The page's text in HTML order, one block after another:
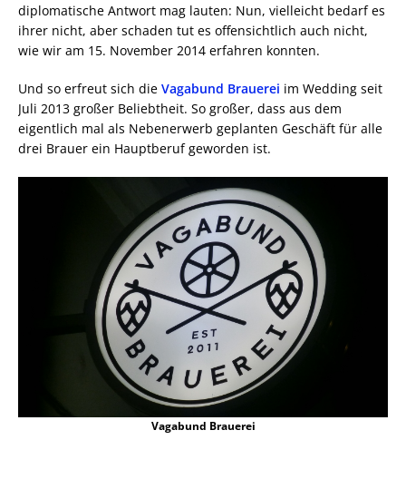
diplomatische Antwort mag lauten: Nun, vielleicht bedarf es
ihrer nicht, aber schaden tut es offensichtlich auch nicht,
wie wir am 15. November 2014 erfahren konnten.
Und so erfreut sich die Vagabund Brauerei im Wedding seit
Juli 2013 großer Beliebtheit. So großer, dass aus dem
eigentlich mal als Nebenerwerb geplanten Geschäft für alle
drei Brauer ein Hauptberuf geworden ist.
Vagabund Brauerei